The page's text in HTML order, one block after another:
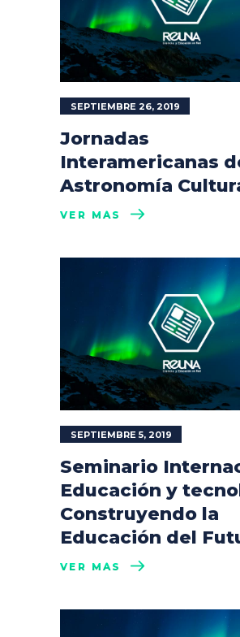
SEPTIEMBRE 26, 2019
Jornadas
Interamericanas
Astronomía
VER MÁS
SEPTIEMBRE 5, 2019
Seminario
Educación y
Construyendo la
Educación del
VER MÁS